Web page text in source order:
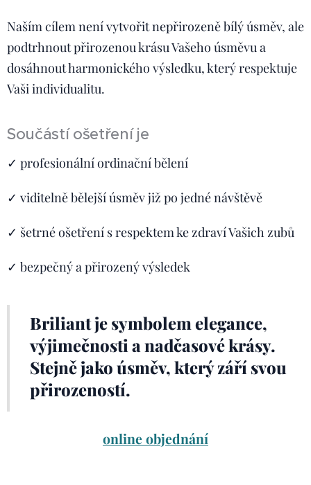
Naším cílem není vytvořit nepřirozeně bílý úsměv, ale
podtrhnout přirozenou krásu Vašeho úsměvu a
dosáhnout harmonického výsledku, který respektuje
Vaši individualitu.
Součástí ošetření je
✓ profesionální ordinační bělení
✓ viditelně bělejší úsměv již po jedné návštěvě
✓ šetrné ošetření s respektem ke zdraví Vašich zubů
✓ bezpečný a přirozený výsledek
Briliant je symbolem elegance,
výjimečnosti a nadčasové krásy.
Stejně jako úsměv, který září svou
přirozeností.
online objednání